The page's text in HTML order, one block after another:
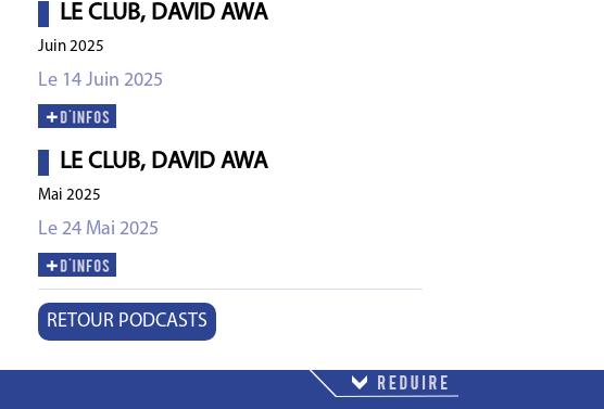
LE CLUB, DAVID AWA
Juin 2025
Le 14 Juin 2025
LE CLUB, DAVID AWA
Mai 2025
Le 24 Mai 2025
RETOUR PODCASTS